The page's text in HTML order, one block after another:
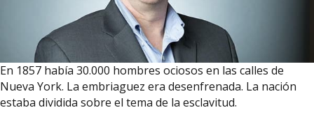
En 1857 había 30.000 hombres ociosos en las calles de
Nueva York. La embriaguez era desenfrenada. La nación
estaba dividida sobre el tema de la esclavitud.